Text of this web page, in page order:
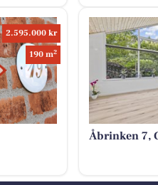
2.595.000 kr
190 m2
Åbrinken 7,